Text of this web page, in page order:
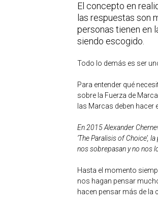
El concepto en
las respuestas son
personas tienen en
siendo escogido.
Todo lo demás es ser
Para entender qué
sobre la Fuerza de
las Marcas deben
En 2015 Alexander
‘The Paralisis of Choice’,
nos sobrepasan y no nos
Hasta el momento
nos hagan pensar
hacen pensar más de la